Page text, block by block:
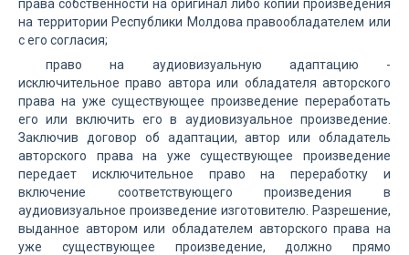
права собственности на оригинал либо копии произведения
на территории Республики Молдова правообладателем или
с его согласия;
право на аудиовизуальную адаптацию -
исключительное право автора или обладателя авторского
права на уже существующее произведение переработать
его или включить его в аудиовизуальное произведение.
Заключив договор об адаптации, автор или обладатель
авторского права на уже существующее произведение
передает исключительное право на переработку и
включение соответствующего произведения в
аудиовизуальное произведение изготовителю. Разрешение,
выданное автором или обладателем авторского права на
уже существующее произведение, должно прямо